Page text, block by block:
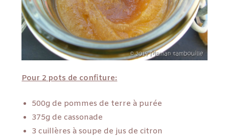
Pour 2 pots de confiture:
500g de pommes de terre à purée
375g de cassonade
3 cuillères à soupe de jus de citron